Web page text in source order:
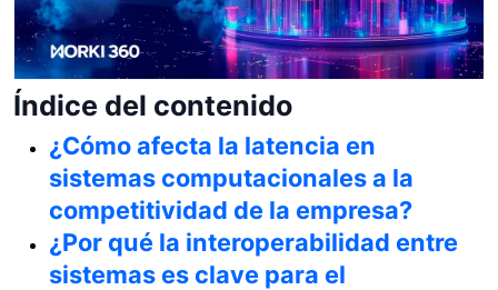
Índice del contenido
¿Cómo afecta la latencia en
sistemas computacionales a la
competitividad de la empresa?
¿Por qué la interoperabilidad entre
sistemas es clave para el